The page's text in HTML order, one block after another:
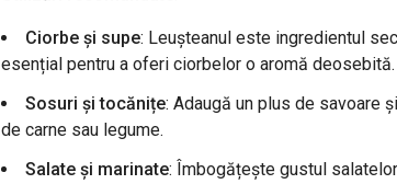
Ciorbe și supe: Leușteanul este ingredientul
esențial pentru a oferi ciorbelor o aromă deosebită.
Sosuri și tocănițe: Adaugă un plus de savoare
de carne sau legume.
Salate și marinate: Îmbogățește gustul